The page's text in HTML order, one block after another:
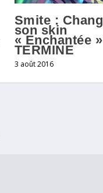
Smite :
son skin
« Enchantée
TERMINE
3 août 2016